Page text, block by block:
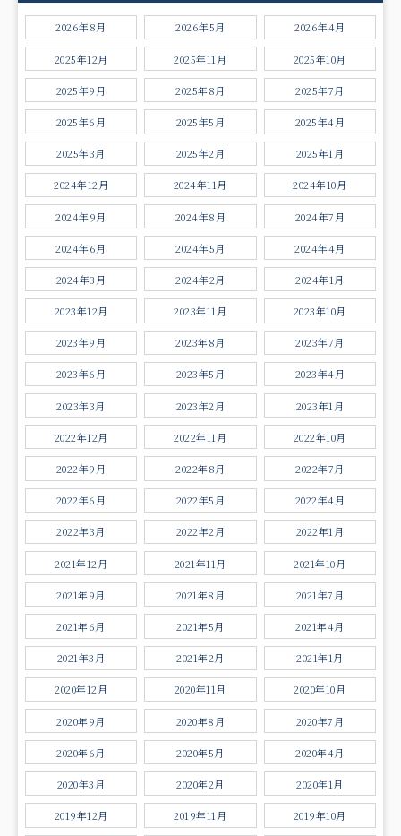
2026年8月 2026年5月 2026年4月
2025年12月 2025年11月 2025年10月
2025年9月 2025年8月 2025年7月
2025年6月 2025年5月 2025年4月
2025年3月 2025年2月 2025年1月
2024年12月 2024年11月 2024年10月
2024年9月 2024年8月 2024年7月
2024年6月 2024年5月 2024年4月
2024年3月 2024年2月 2024年1月
2023年12月 2023年11月 2023年10月
2023年9月 2023年8月 2023年7月
2023年6月 2023年5月 2023年4月
2023年3月 2023年2月 2023年1月
2022年12月 2022年11月 2022年10月
2022年9月 2022年8月 2022年7月
2022年6月 2022年5月 2022年4月
2022年3月 2022年2月 2022年1月
2021年12月 2021年11月 2021年10月
2021年9月 2021年8月 2021年7月
2021年6月 2021年5月 2021年4月
2021年3月 2021年2月 2021年1月
2020年12月 2020年11月 2020年10月
2020年9月 2020年8月 2020年7月
2020年6月 2020年5月 2020年4月
2020年3月 2020年2月 2020年1月
2019年12月 2019年11月 2019年10月